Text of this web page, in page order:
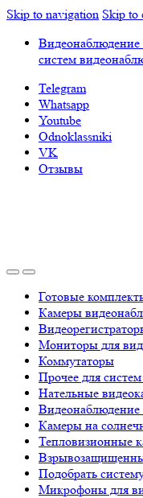
Skip to navigation Skip to
систем
Telegram
Whatsapp
Youtube
Odnoklassniki
VK
Отзывы
Готовые
Камеры
Мониторы для
Коммутаторы
Прочее для
Нательные
Видеонаблюдение
Камеры на
Тепловизионные
Подобрать
Микрофоны для